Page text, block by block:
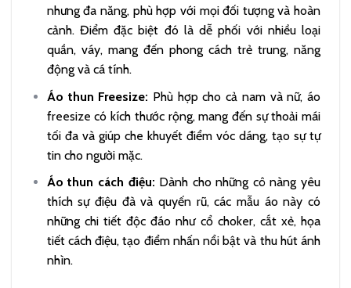
nhưng đa năng, phù hợp với mọi đối tượng và hoàn
cảnh. Điểm đặc biệt đó là dễ phối với nhiều loại
quần, váy, mang đến phong cách trẻ trung, năng
động và cá tính.
Áo thun Freesize: Phù hợp cho cả nam và nữ, áo
freesize có kích thước rộng, mang đến sự thoải mái
tối đa và giúp che khuyết điểm vóc dáng, tạo sự tự
tin cho người mặc.
Áo thun cách điệu: Dành cho những cô nàng yêu
thích sự điệu đà và quyến rũ, các mẫu áo này có
những chi tiết độc đáo như cổ choker, cắt xẻ, họa
tiết cách điệu, tạo điểm nhấn nổi bật và thu hút ánh
nhìn.